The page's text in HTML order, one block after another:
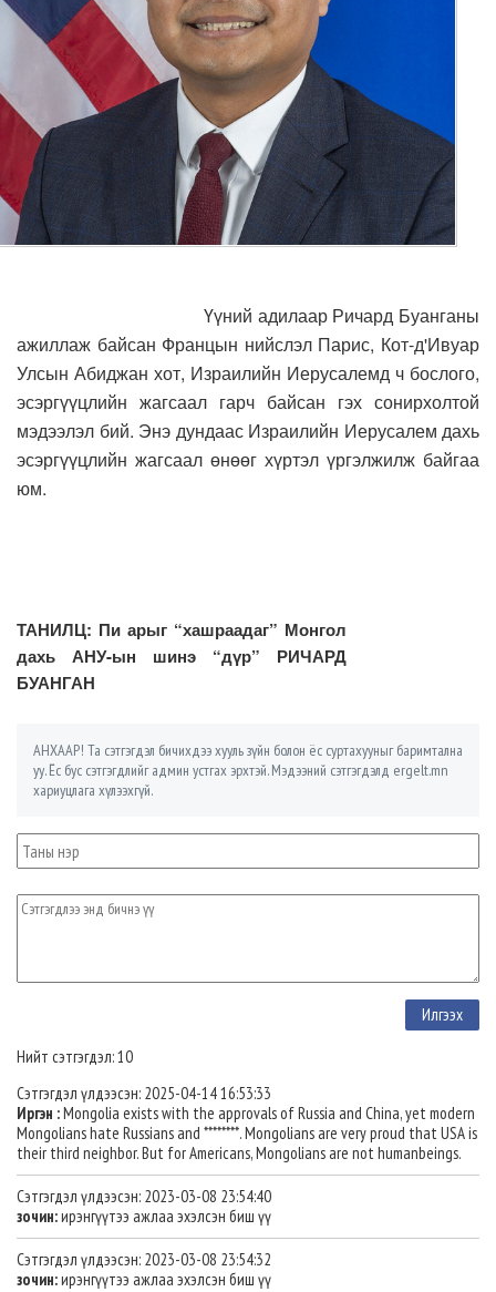
Үүний адилаар Ричард Буанганы
ажиллаж байсан Францын нийслэл Парис, Кот-д'Ивуар
Улсын Абиджан хот, Израилийн Иерусалемд ч бослого,
эсэргүүцлийн жагсаал гарч байсан гэх сонирхолтой
мэдээлэл бий. Энэ дундаас Израилийн Иерусалем дахь
эсэргүүцлийн жагсаал өнөөг хүртэл үргэлжилж байгаа
юм.
ТАНИЛЦ: Пи арыг “хашраадаг” Монгол
дахь АНУ-ын шинэ “дүр” РИЧАРД
БУАНГАН
АНХААР! Та сэтгэгдэл бичихдээ хууль зүйн болон ёс суртахууныг баримтална
уу. Ёс бус сэтгэгдлийг админ устгах эрхтэй. Мэдээний сэтгэгдэлд ergelt.mn
хариуцлага хүлээхгүй.
Нийт сэтгэгдэл: 10
Сэтгэгдэл үлдээсэн: 2025-04-14 16:53:33
Иргэн :Mongolia exists with the approvals of Russia and China, yet modern
Mongolians hate Russians and ********. Mongolians are very proud that USA is
their third neighbor. But for Americans, Mongolians are not humanbeings.
Сэтгэгдэл үлдээсэн: 2023-03-08 23:54:40
зочин:ирэнгүүтээ ажлаа эхэлсэн биш үү
Сэтгэгдэл үлдээсэн: 2023-03-08 23:54:32
зочин:ирэнгүүтээ ажлаа эхэлсэн биш үү